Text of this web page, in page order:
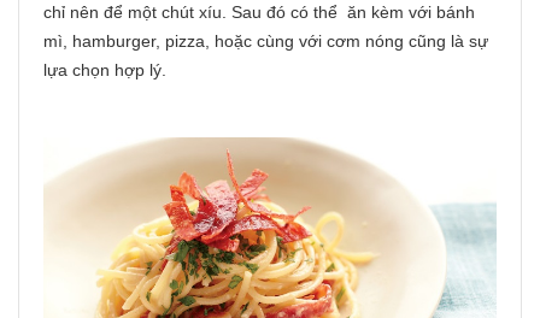
chỉ nên để một chút xíu. Sau đó có thể ăn kèm với bánh
mì, hamburger, pizza, hoặc cùng với cơm nóng cũng là sự
lựa chọn hợp lý.